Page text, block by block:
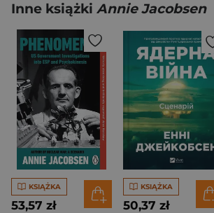
Inne książki Annie Jacobsen
KSIĄŻKA
53,57 zł
KSIĄŻKA
50,37 zł